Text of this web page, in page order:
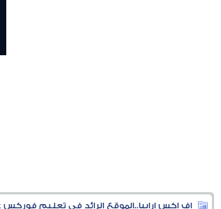
اف اكس ارابيا..الموقع الرائد فى تعليم فوركس Forex